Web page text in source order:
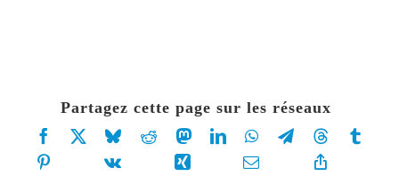
Partagez cette page sur les réseaux